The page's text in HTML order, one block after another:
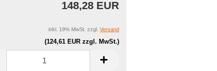
148,28 EUR
(124,61 EUR zzgl. MwSt.)
inkl. 19% MwSt. zzgl. Versand